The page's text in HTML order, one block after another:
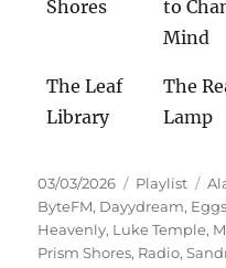
Shores
to
Mind
The Leaf
Library
The
Lamp
Veröffentlicht
am
03/03/2026 Kategorien
Playlist
ByteFM, Dayydream,
Heavenly, Luke Temple,
Prism Shores, Radio,